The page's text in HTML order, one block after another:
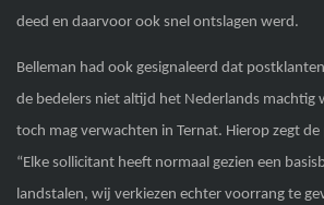
deed en daarvoor ook snel ontslagen werd.
Belleman had ook gesignaleerd dat
de bedelers niet altijd het Nederlands machtig
toch mag verwachten in Ternat. Hierop zegt
“Elke sollicitant heeft normaal gezien een
landstalen, wij verkiezen echter voorrang te